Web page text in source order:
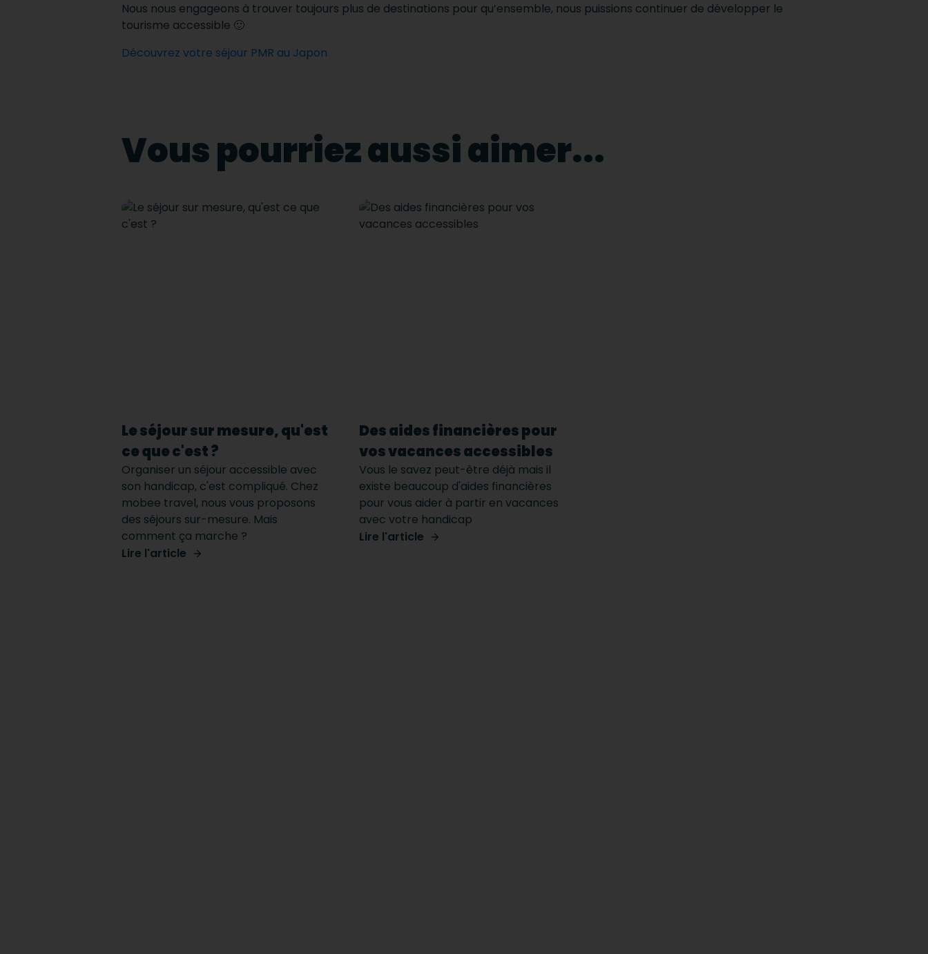
Nous nous engageons à trouver toujours plus de destinations pour qu’ensemble, nous puissions continuer de développer le
tourisme accessible 🙂
Découvrez votre séjour PMR au Japon
Vous pourriez aussi aimer...
Le séjour sur mesure, qu'est
ce que c'est ?
Organiser un séjour accessible avec
son handicap, c'est compliqué. Chez
mobee travel, nous vous proposons
des séjours sur-mesure. Mais
comment ça marche ?
Lire l'article
Des aides financières pour
vos vacances accessibles
Vous le savez peut-être déjà mais il
existe beaucoup d'aides financières
pour vous aider à partir en vacances
avec votre handicap
Lire l'article